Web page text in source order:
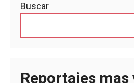
Buscar
Reportajes